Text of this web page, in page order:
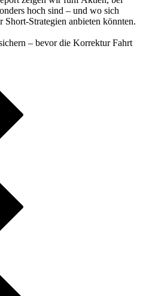
hoch sind – und wo sich
Strategien anbieten könnten.
– bevor die Korrektur Fahrt